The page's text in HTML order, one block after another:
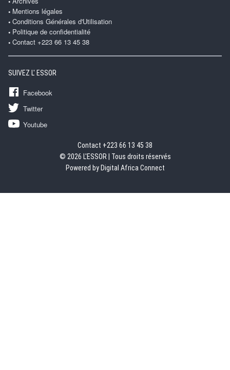
Mentions légales
Conditions Générales d'Utilisation
Politique de confidentialité
Contact +223 66 13 45 38
SUIVEZ L' ESSOR
Facebook
Twitter
Youtube
Contact +223 66 13 45 38
© 2026 L'ESSOR | Tous droits réservés
Powered by Digital Africa Connect